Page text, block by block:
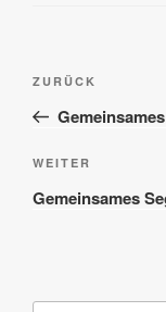
Vorheriger
Beitrag
ZURÜCK
Nächster
Beitrag
WEITER
Gemeinsames